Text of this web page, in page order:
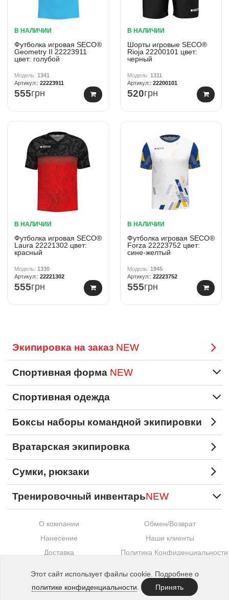
В НАЛИЧИИ
Футболка игровая SECO®
Geometry II 22223911
цвет: голубой
1341
22223911
555грн
В НАЛИЧИИ
Шорты игровые SECO®
Rioja 22200101 цвет:
черный
1311
22200101
520грн
В НАЛИЧИИ
Футболка игровая SECO®
Laura 22221302 цвет:
красный
1330
22221302
555грн
В НАЛИЧИИ
Футболка игровая SECO®
Forza 22223752 цвет:
сине-желтый
1945
22223752
555грн
Экипировка на заказ NEW
Спортивная форма NEW
Спортивная одежда
Боксы наборы командной экипировки
Вратарская экипировка
Сумки, рюкзаки
Тренировочный инвентарьNEW
О компании
Нанесение
Доставка
Обмен/Возврат
Наши клиенты
Политика Конфиденциальности
Этот сайт использует файлы cookie. Подробнее о
политике конфиденциальности
Принять